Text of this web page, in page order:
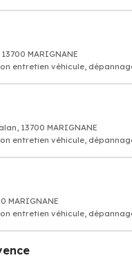
MARIGNANE
entretien véhicule,
13700 MARIGNANE
entretien véhicule,
MARIGNANE
entretien véhicule,